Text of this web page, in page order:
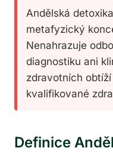
Andělská
metafyzický
Nenahrazuje
diagnostiku ani
zdravotních
kvalifikované
Definice